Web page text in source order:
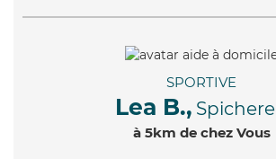
SPORTIVE
Lea B.,
à 5km de chez Vous